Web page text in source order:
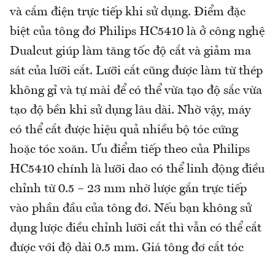
và cắm điện trực tiếp khi sử dụng. Điểm đặc
biệt của tông đơ Philips HC5410 là ở công nghệ
Dualcut giúp làm tăng tốc độ cắt và giảm ma
sát của lưỡi cắt. Lưỡi cắt cũng được làm từ thép
không gỉ và tự mài để có thể vừa tạo độ sắc vừa
tạo độ bền khi sử dụng lâu dài. Nhờ vậy, máy
có thể cắt được hiệu quả nhiều bộ tóc cứng
hoặc tóc xoăn. Ưu điểm tiếp theo của Philips
HC5410 chính là lưỡi dao có thể linh động điều
chỉnh từ 0.5 – 23 mm nhờ lược gắn trực tiếp
vào phần đầu của tông đơ. Nếu bạn không sử
dụng lược điều chỉnh lưỡi cắt thì vẫn có thể cắt
được với độ dài 0.5 mm. Giá tông đơ cắt tóc